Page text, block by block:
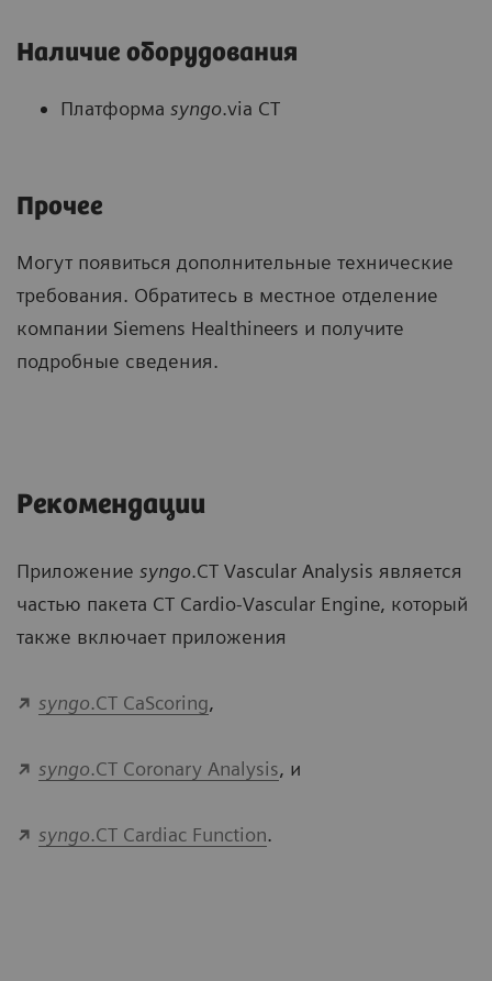
Наличие оборудования
Платформа syngo.via CT
Прочее
Могут появиться дополнительные технические
требования. Обратитесь в местное отделение
компании Siemens Healthineers и получите
подробные сведения.
Рекомендации
Приложение syngo.CT Vascular Analysis является
частью пакета CT Cardio-Vascular Engine, который
также включает приложения
syngo.CT CaScoring,
syngo.CT Coronary Analysis, и
syngo.CT Cardiac Function.